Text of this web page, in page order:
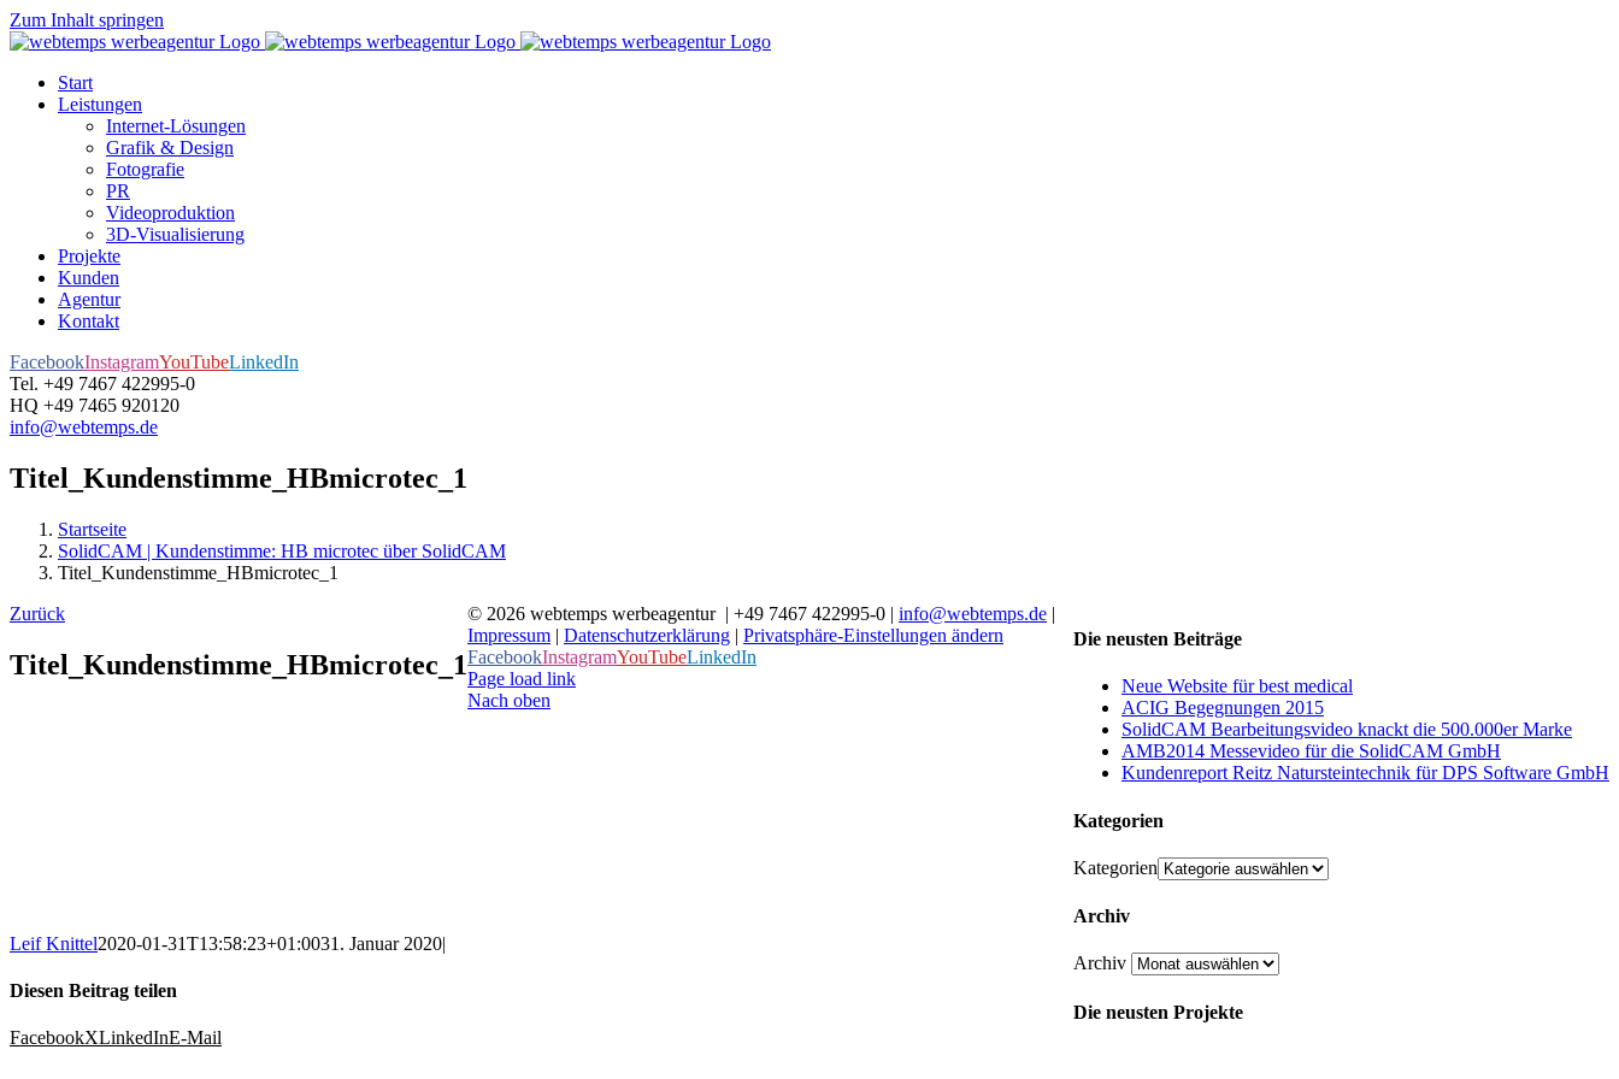
Zum Inhalt springen
Start
Leistungen
Internet-Lösungen
Grafik & Design
Fotografie
PR
Videoproduktion
3D-Visualisierung
Projekte
Kunden
Agentur
Kontakt
FacebookInstagramYouTubeLinkedIn
Tel. +49 7467 422995-0
HQ +49 7465 920120
info@webtemps.de
Titel_Kundenstimme_HBmicrotec_1
Startseite
SolidCAM | Kundenstimme: HB microtec über SolidCAM
Titel_Kundenstimme_HBmicrotec_1
Zurück
Titel_Kundenstimme_HBmicrotec_1
Leif Knittel2020-01-31T13:58:23+01:0031. Januar 2020|
Diesen Beitrag teilen
FacebookXLinkedInE-Mail
Die neusten Beiträge
Neue Website für best medical
ACIG Begegnungen 2015
SolidCAM Bearbeitungsvideo knackt die 500.000er Marke
AMB2014 Messevideo für die SolidCAM GmbH
Kundenreport Reitz Natursteintechnik für DPS Software GmbH
Kategorien
Kategorien
Archiv
Archiv
Die neusten Projekte
© 2026 webtemps werbeagentur | +49 7467 422995-0 | info@webtemps.de |
Impressum | Datenschutzerklärung | Privatsphäre-Einstellungen ändern
FacebookInstagramYouTubeLinkedIn
Page load link
Nach oben